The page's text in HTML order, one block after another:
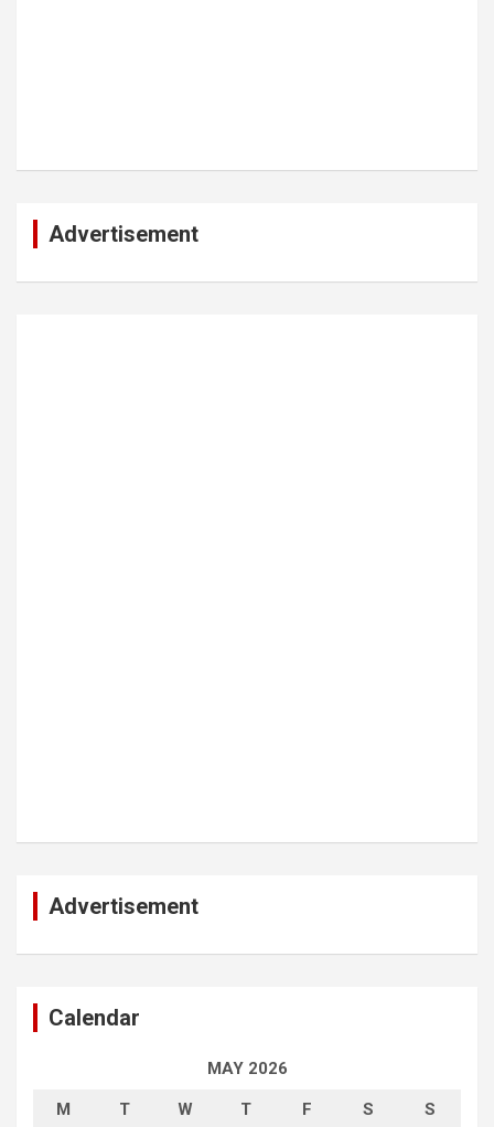
Advertisement
Advertisement
Calendar
MAY 2026
M T W T F S S